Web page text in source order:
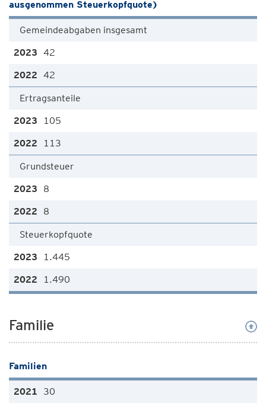
ausgenommen Steuerkopfquote)
Gemeindeabgaben insgesamt
42
42
Ertragsanteile
105
113
Grundsteuer
8
8
Steuerkopfquote
1.445
1.490
Familie
Familien
30